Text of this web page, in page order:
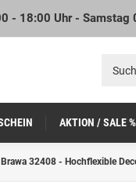
- 18:00 Uhr -
AKTION / SALE %
Brawa 32408 - Hochflexible